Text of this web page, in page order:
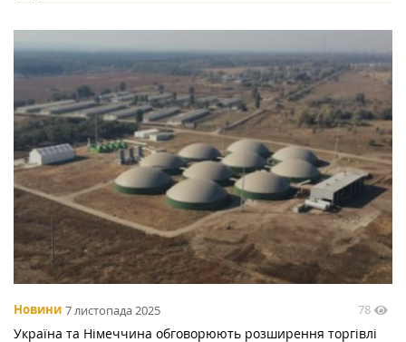
Новини 7 листопада 2025 78
Україна та Німеччина обговорюють розширення торгівлі